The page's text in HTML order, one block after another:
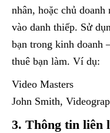
nhân, hoặc chủ
vào danh thiếp. Sử
bạn trong kinh doanh
thuê bạn làm. Ví dụ:
Video Masters
John Smith,
3. Thông tin liên